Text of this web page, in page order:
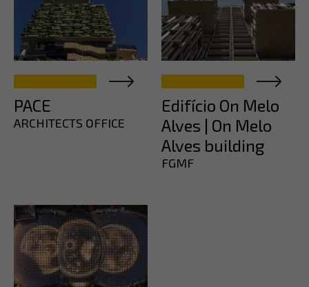
PACE
ARCHITECTS OFFICE
Edifício On Melo
Alves | On Melo
Alves building
FGMF